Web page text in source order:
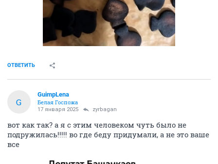
ОТВЕТИТЬ
G
GuimpLena
Белая Госпожа
17 января 2025 zyrbagan
вот как так? а я с этим человеком чуть было не
подружилась!!!!! во где беду придумали, а не это ваше
все